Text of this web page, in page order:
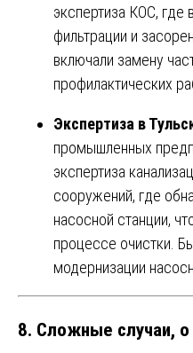
экспертиза КОС,
фильтрации и
включали замену
профилактических
Экспертиза в
промышленных
экспертиза
сооружений, где
насосной станции,
процессе очистки.
модернизации
8. Сложные случаи,